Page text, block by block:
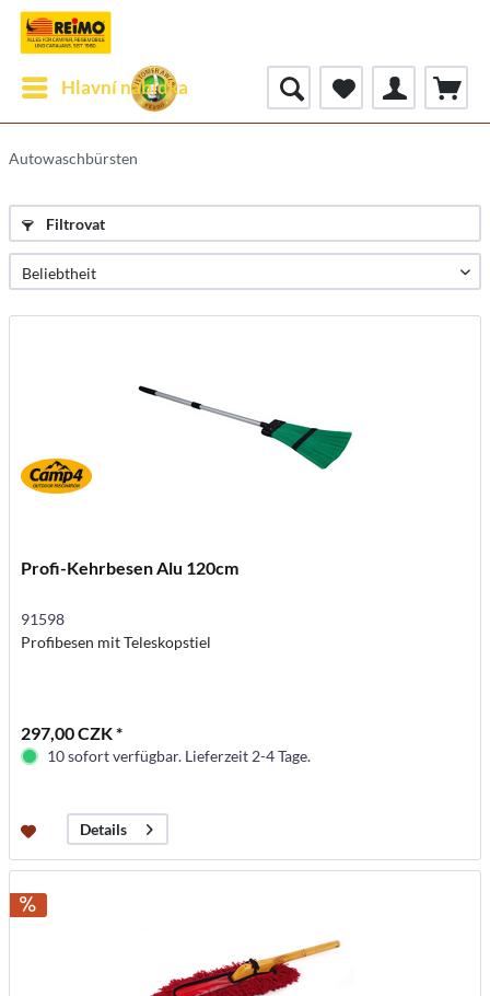
Hlavní nabídka
Autowaschbürsten
Filtrovat
Profi-Kehrbesen Alu 120cm
91598
Profibesen mit Teleskopstiel
297,00 CZK *
10 sofort verfügbar. Lieferzeit 2-4 Tage.
Details